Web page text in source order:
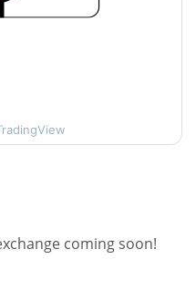
$0,00030842632
coming soon!